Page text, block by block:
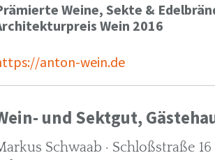
Weine, Sekte &
Wein 2016
anton-wein.de
und Sektgut,
Schwaab · Schloßstraße